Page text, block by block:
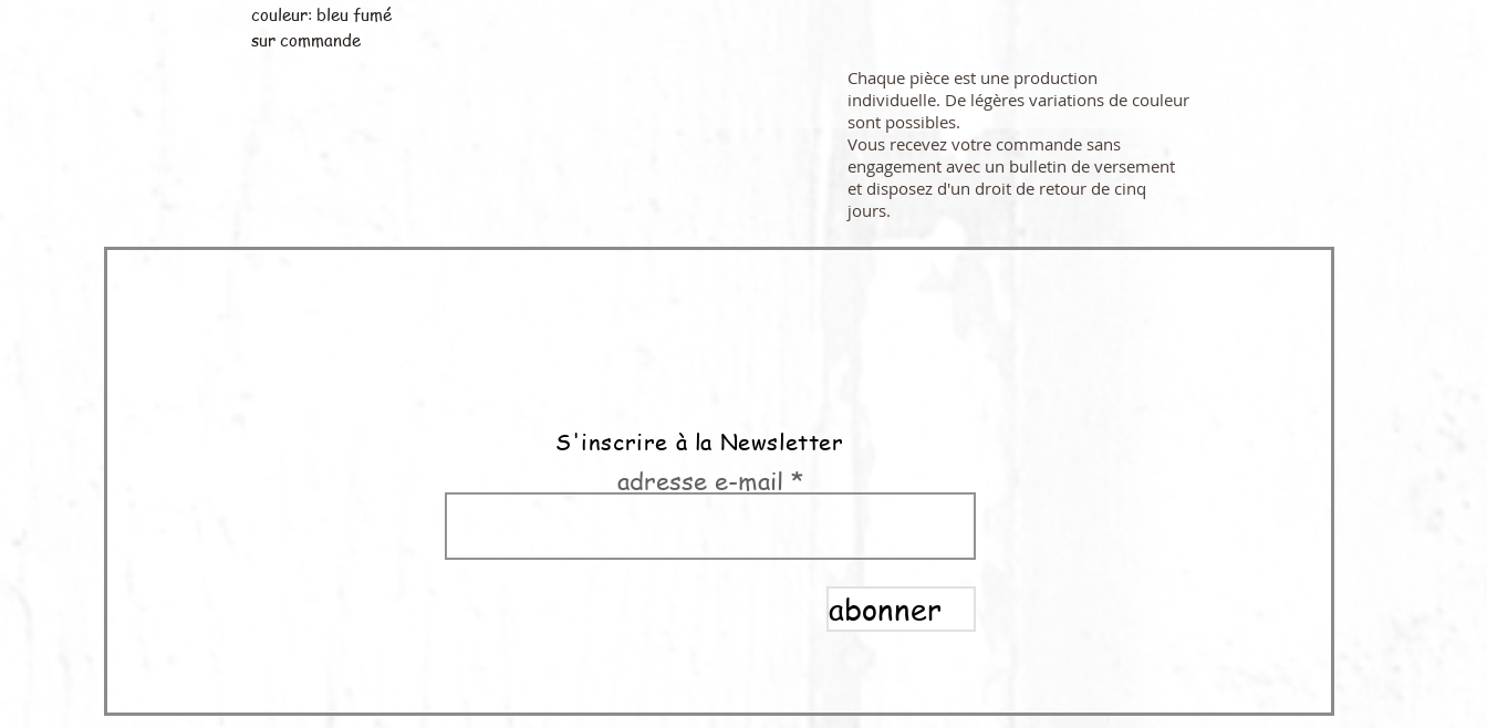
couleur: bleu fumé
sur commande
Chaque pièce est une production
individuelle. De légères variations de couleur
sont possibles.
Vous recevez votre commande sans
engagement avec un bulletin de versement
et disposez d'un droit de retour de cinq
jours.
S'inscrire à la Newsletter
adresse e-mail
abonner